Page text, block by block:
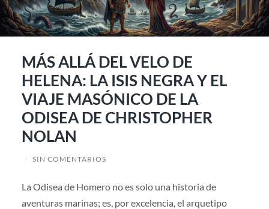
MÁS ALLÁ DEL VELO DE
HELENA: LA ISIS NEGRA Y EL
VIAJE MASÓNICO DE LA
ODISEA DE CHRISTOPHER
NOLAN
/ SIN COMENTARIOS
La Odisea de Homero no es solo una historia de
aventuras marinas; es, por excelencia, el arquetipo